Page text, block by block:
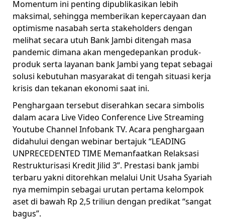
Momentum ini penting dipublikasikan lebih
maksimal, sehingga memberikan kepercayaan dan
optimisme nasabah serta stakeholders dengan
melihat secara utuh Bank Jambi ditengah masa
pandemic dimana akan mengedepankan produk-
produk serta layanan bank Jambi yang tepat sebagai
solusi kebutuhan masyarakat di tengah situasi kerja
krisis dan tekanan ekonomi saat ini.
Penghargaan tersebut diserahkan secara simbolis
dalam acara Live Video Conference Live Streaming
Youtube Channel Infobank TV. Acara penghargaan
didahului dengan webinar bertajuk “LEADING
UNPRECEDENTED TIME Memanfaatkan Relaksasi
Restrukturisasi Kredit Jilid 3”. Prestasi bank jambi
terbaru yakni ditorehkan melalui Unit Usaha Syariah
nya memimpin sebagai urutan pertama kelompok
aset di bawah Rp 2,5 triliun dengan predikat “sangat
bagus”.